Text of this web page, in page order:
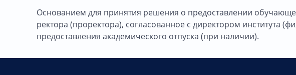
Основанием для принятия решения о предоставлении
ректора (проректора), согласованное с директором института
предоставления академического отпуска (при наличии).